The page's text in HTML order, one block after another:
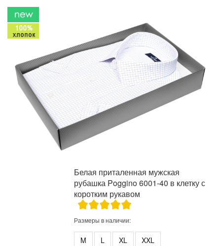
Белая приталенная мужская
рубашка Poggino 6001-40 в клетку с
коротким рукавом
Размеры в наличии:
M L XL XXL